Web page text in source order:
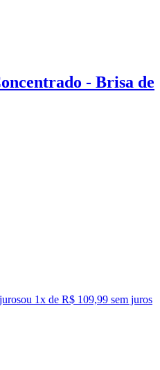
- Brisa de
ou 1x de R$ 109,99 sem juros